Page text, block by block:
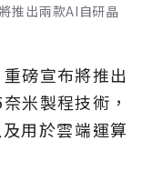
推出兩款AI自研晶
磅宣布將推出
米製程技術，
用於雲端運算